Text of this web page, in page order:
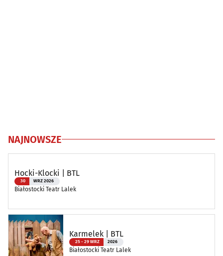
NAJNOWSZE
Hocki-Klocki | BTL
30 WRZ 2026
Białostocki Teatr Lalek
Karmelek | BTL
25 - 29 WRZ 2026
Białostocki Teatr Lalek